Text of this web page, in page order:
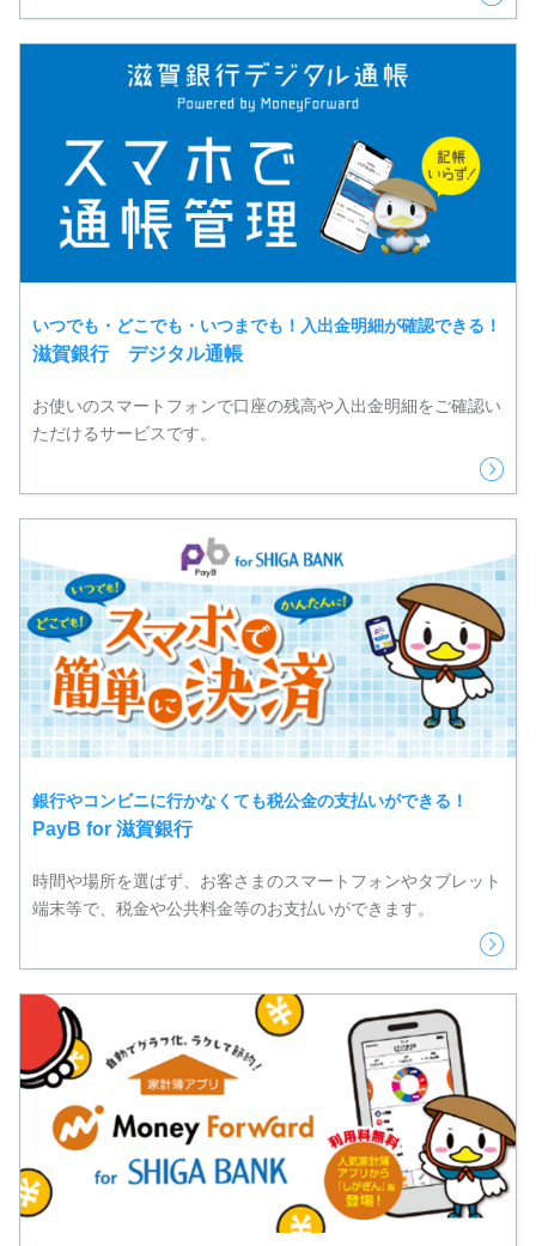
いつでも・どこでも・いつまでも！入出金明細が確認できる！
滋賀銀行 デジタル通帳
お使いのスマートフォンで口座の残高や入出金明細をご確認い
ただけるサービスです。
銀行やコンビニに行かなくても税公金の支払いができる！
PayB for 滋賀銀行
時間や場所を選ばず、お客さまのスマートフォンやタブレット
端末等で、税金や公共料金等のお支払いができます。